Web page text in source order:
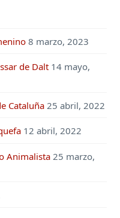
8 marzo, 2023
de Dalt 14 mayo,
Cataluña 25 abril, 2022
12 abril, 2022
Animalista 25 marzo,